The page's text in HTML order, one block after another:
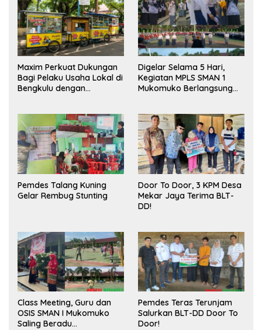
Maxim Perkuat Dukungan
Bagi Pelaku Usaha Lokal di
Bengkulu dengan
Pasar
Digelar Selama 5 Hari,
Kegiatan MPLS SMAN 1
Mukomuko Berlangsung
Pemdes Talang Kuning
Gelar Rembug Stunting
Door To Door, 3 KPM Desa
Mekar Jaya Terima BLT-
DD!
Class Meeting, Guru dan
OSIS SMAN I Mukomuko
Saling Beradu
Pemdes Teras Terunjam
Salurkan BLT-DD Door To
Door!